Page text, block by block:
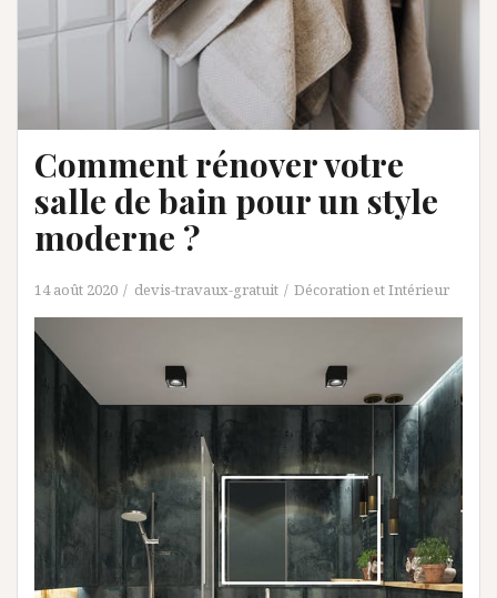
Comment rénover votre
salle de bain pour un style
moderne ?
14 août 2020 devis-travaux-gratuit Décoration et Intérieur